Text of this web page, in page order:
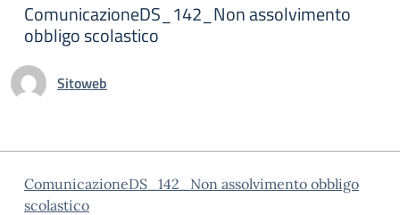
ComunicazioneDS_142_Non assolvimento
obbligo scolastico
Sitoweb
ComunicazioneDS_142_Non assolvimento obbligo
scolastico